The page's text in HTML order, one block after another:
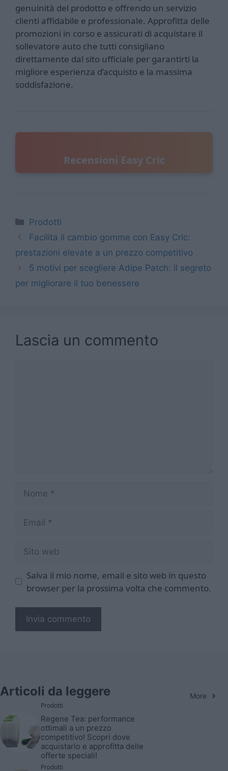
genuinità del prodotto e offrendo un servizio
clienti affidabile e professionale. Approfitta delle
promozioni in corso e assicurati di acquistare il
sollevatore auto che tutti consigliano
direttamente dal sito ufficiale per garantirti la
migliore esperienza d’acquisto e la massima
soddisfazione.
Recensioni Easy Cric
Categorie
Prodotti
Facilita il cambio gomme con Easy Cric:
prestazioni elevate a un prezzo competitivo
5 motivi per scegliere Adipe Patch: il segreto
per migliorare il tuo benessere
Lascia un commento
web
Salva il mio nome, email e sito web in questo
browser per la prossima volta che commento.
Articoli da leggere
More
Prodotti
Regene Tea: performance
ottimali a un prezzo
competitivo! Scopri dove
acquistarlo e approfitta delle
offerte speciali!
Prodotti